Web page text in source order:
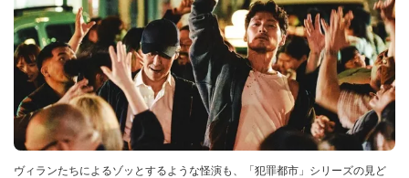
ヴィランたちによるゾッとするような怪演も、「犯罪都市」シリーズの見ど